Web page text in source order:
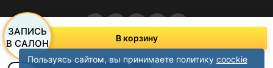
В корзину
ООО "Баусервис", тел: +7 (495) 780-99-09, +7 (915) 497-20-99
Адрес: п. Сельхозтехника Домодедовское шоссе, д. 1 "В" корпус пом.
офисного типа, этаж 1 Подольск, Московская область 142116, Россия
Политика конфиденциальности
ЗАПИСЬ
В САЛОН
Пользуясь сайтом, вы принимаете политику coockie